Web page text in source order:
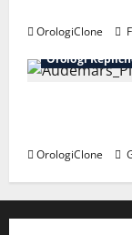
OrologiClone
Orologi
OrologiClone